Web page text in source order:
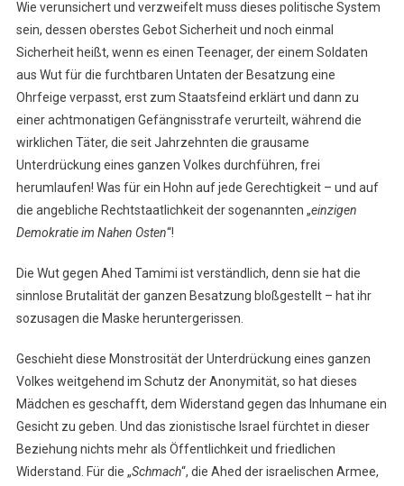
Wie verunsichert und verzweifelt muss dieses politische System
sein, dessen oberstes Gebot Sicherheit und noch einmal
Sicherheit heißt, wenn es einen Teenager, der einem Soldaten
aus Wut für die furchtbaren Untaten der Besatzung eine
Ohrfeige verpasst, erst zum Staatsfeind erklärt und dann zu
einer achtmonatigen Gefängnisstrafe verurteilt, während die
wirklichen Täter, die seit Jahrzehnten die grausame
Unterdrückung eines ganzen Volkes durchführen, frei
herumlaufen! Was für ein Hohn auf jede Gerechtigkeit – und auf
die angebliche Rechtstaatlichkeit der sogenannten „einzigen
Demokratie im Nahen Osten“!
Die Wut gegen Ahed Tamimi ist verständlich, denn sie hat die
sinnlose Brutalität der ganzen Besatzung bloßgestellt – hat ihr
sozusagen die Maske heruntergerissen.
Geschieht diese Monstrosität der Unterdrückung eines ganzen
Volkes weitgehend im Schutz der Anonymität, so hat dieses
Mädchen es geschafft, dem Widerstand gegen das Inhumane ein
Gesicht zu geben. Und das zionistische Israel fürchtet in dieser
Beziehung nichts mehr als Öffentlichkeit und friedlichen
Widerstand. Für die „Schmach“, die Ahed der israelischen Armee,